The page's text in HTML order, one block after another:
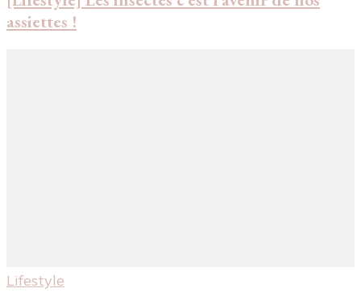
assiettes !
Lifestyle